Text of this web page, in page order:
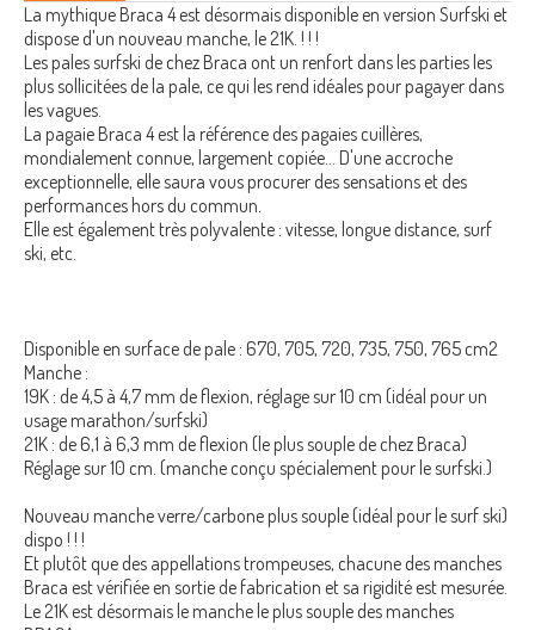
La mythique Braca 4 est désormais disponible en version Surfski et
dispose d'un nouveau manche, le 21K. ! ! !
Les pales surfski de chez Braca ont un renfort dans les parties les
plus sollicitées de la pale, ce qui les rend idéales pour pagayer dans
les vagues.
La pagaie Braca 4 est la référence des pagaies cuillères,
mondialement connue, largement copiée… D'une accroche
exceptionnelle, elle saura vous procurer des sensations et des
performances hors du commun.
Elle est également très polyvalente : vitesse, longue distance, surf
ski, etc.
Disponible en surface de pale : 670, 705, 720, 735, 750, 765 cm2
Manche :
19K : de 4,5 à 4,7 mm de flexion, réglage sur 10 cm (idéal pour un
usage marathon/surfski)
21K : de 6,1 à 6,3 mm de flexion (le plus souple de chez Braca)
Réglage sur 10 cm. (manche conçu spécialement pour le surfski.)
Nouveau manche verre/carbone plus souple (idéal pour le surf ski)
dispo ! ! !
Et plutôt que des appellations trompeuses, chacune des manches
Braca est vérifiée en sortie de fabrication et sa rigidité est mesurée.
Le 21K est désormais le manche le plus souple des manches